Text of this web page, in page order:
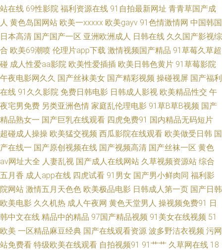
影5 综合色图第一页x 国产产一区二区黄色 久久的亚洲粉嫩嫩 wwww日本 a
类小说欧美 中文人妻一区二区三区 91熟女 综合欧美日韩强 91aiai 看av的网
址 殴美成人性交 亚洲第一第二免费分钟 AV福利片网站导航网 蜜臀99久久 婷
婷九九精品 91cn网址 九1传媒免费网页 九一精品黑丝 日本性爱A片 a级在线
亚洲 白丝丝袜喷浆 91停停色网 无码福利导航 日韩福利一区二区 亚洲人一级
网 免费观看九一干逼视频 激情激情综合 国产亚州五区 九九成人在线 伊人99
大香蕉 A资源吧欧美 阿v久久 亚州色情 91视频网最新视频 伊人久操网 伊人
久艹 久久四色 欧美日韩gosx 日本天堂无码电影 欧美酒色网 国产欧美日韩精
站在线 69性影院 福利资源在线 91自拍最新网址 青青草国产成
人 黄色岛国网站 欧美一xxxxx 欧美gayv 91色情激情网 中国韩国
日本高清 国产国产一区 亚洲欧洲成人 日韩在线 久久国产影视综
合 欧美69潮喷 伦理片app下载 激情视频国产精品 91草莓久草超
碰 成人性爱aa影院 欧美性爱插插 欧美日韩色黄片 91草莓影院
午夜电影网久久 国产丝袜美女 国产精彩视频 操碰视屏 国产福利
在线 91久久影院 免费日韩电影 日韩成人影视 欧美精品性交 午
夜宅男免费 另类亚洲色情 家庭乱伦理电影 91草B草B视频 国产
精品熟女一 国产巨乳在线观看 四虎免费91 国内精品无码短片
超碰成人操操 欧美猛交视频 西瓜影院在线观看 欧美做受日韩 国
产在线一 国产原创视频在线 国产视频高清 国产丝袜一区 黄色
av网址大全 人妻乱视 国产成人在线网站 久草视频资源站 综合
五月香 成人app在线 四虎试看 91男女 国产男小鲜肉同 福利影
院网站 激情五月天色色 欧美极品电影 日韩成人第一页 国产日韩
欧美电影 久久机热 成人午夜网 黄色天堂男人 操视频免费91 日
韩中文在线 精品中的精品 97国产精品视频 91美女在线视频 51
欧美 一区精品麻豆经典 国产在线观看资源 波多野洁衣视频 污网
站免费看 特级欧美在线观看 自拍视频91 91艹艹 久草网在线 18